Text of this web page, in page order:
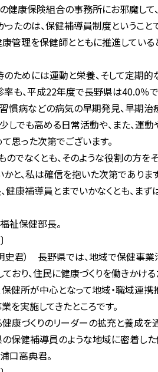
康保険組合の事務所にお邪魔して
たのは、保健補導員制度ということ
管理を保健師とともに推進している
ためには運動と栄養、そして定期
も、平成22年度で長野県は40.0％
慣病などの病気の早期発見、早期
しでも高める日常活動や、また、運
思った次第でございます。
のでなくとも、そのような役割の方
と、私は確信を抱いた次第でありま
健康補導員とまでいかなくとも、ま
祉保健部長。
君） 長野県では、地域で保健事
おり、住民に健康づくりを働きかけ
健所が中心となって地域・職域連
を実施してきたところです。
康づくりのリーダーの拡充と養成
保健補導員のような地域に密着した
口高典君。